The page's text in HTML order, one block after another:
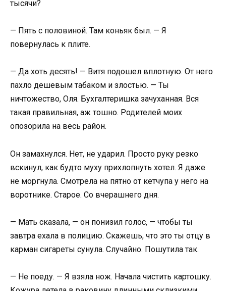
тысячи?
— Пять с половиной. Там коньяк был. — Я
повернулась к плите.
— Да хоть десять! — Витя подошел вплотную. От него
пахло дешевым табаком и злостью. — Ты
ничтожество, Оля. Бухгалтеришка зачуханная. Вся
такая правильная, аж тошно. Родителей моих
опозорила на весь район.
Он замахнулся. Нет, не ударил. Просто руку резко
вскинул, как будто муху прихлопнуть хотел. Я даже
не моргнула. Смотрела на пятно от кетчупа у него на
воротнике. Старое. Со вчерашнего дня.
— Мать сказала, — он понизил голос, — чтобы ты
завтра ехала в полицию. Скажешь, что это ты отцу в
карман сигареты сунула. Случайно. Пошутила так.
— Не поеду. — Я взяла нож. Начала чистить картошку.